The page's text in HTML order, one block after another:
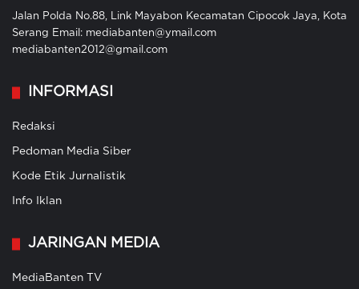
Jalan Polda No.88, Link Mayabon Kecamatan Cipocok Jaya, Kota
Serang Email: mediabanten@ymail.com
mediabanten2012@gmail.com
INFORMASI
Redaksi
Pedoman Media Siber
Kode Etik Jurnalistik
Info Iklan
JARINGAN MEDIA
MediaBanten TV